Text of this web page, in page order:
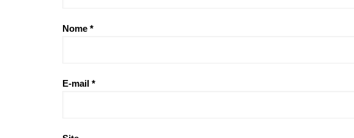
Nome *
E-mail *